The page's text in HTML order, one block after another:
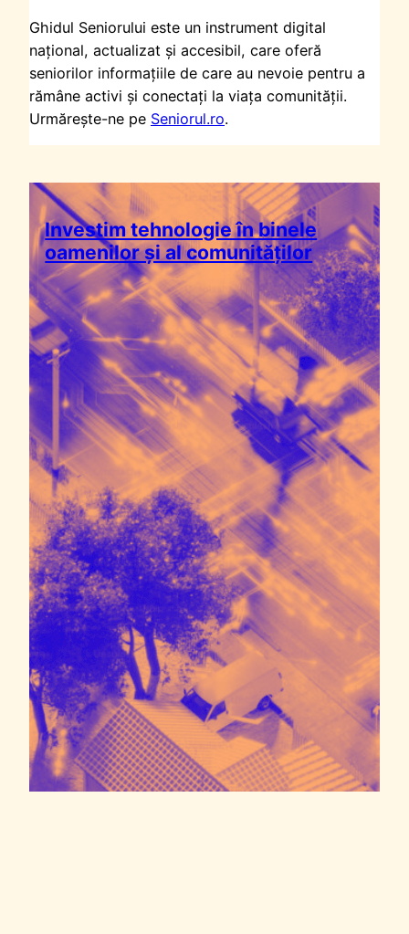
Ghidul Seniorului este un instrument digital
național, actualizat și accesibil, care oferă
seniorilor informațiile de care au nevoie pentru a
rămâne activi și conectați la viața comunității.
Urmărește-ne pe Seniorul.ro.
Investim tehnologie în binele
oamenilor și al comunităților